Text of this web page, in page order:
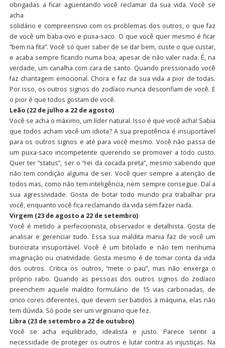
obrigadas a ficar agüentando você reclamar da sua vida. Você se
acha
solidário e compreensivo com os problemas dos outros, o que faz
de você um baba-ovo e puxa-saco. O que você quer mesmo é ficar
“bem na fita”. Você só quer saber de se dar bem, custe o que custar,
e acaba sempre ficando numa boa, apesar de não valer nada. É, na
verdade, um canalha com cara de santo. Quando pressionado você
faz chantagem emocional. Chora e faz da sua vida a pior de todas.
Por isso, os outros signos do zodíaco nunca desconfiam de você. E
o pior é que todos gostam de você.
Leão (22 de julho a 22 de agosto)
Você se acha o máximo, um líder natural. Isso é que você acha! Sabia
que todos acham você um idiota? A sua prepotência é insuportável
para os outros signos e até para você mesmo. Você não passa de
um puxa-saco incompetente querendo se promover a todo custo.
Quer ter “status”, ser o “rei da cocada preta”, mesmo sabendo que
não tem condição alguma de ser. Você quer sempre a atenção de
todos mas, como não tem inteligência, nem sempre consegue. Daí a
sua agressividade. Gosta de botar todo mundo pra trabalhar pra
você, enquanto você fica reclamando da vida sem fazer nada.
Virgem (23 de agosto a 22 de setembro)
Você é metido a perfeccionista, observador e detalhista. Gosta de
analisar e gerenciar tudo. Essa sua maldita mania faz de você um
burocrata insuportável. Você é um bitolado e não tem nenhuma
imaginação ou criatividade. Gosta mesmo é de tomar conta da vida
dos outros. Critica os outros, “mete o pau”, mas não enxerga o
próprio rabo. Quando as pessoas dos outros signos do zodíaco
preenchem aquele maldito formulário de 15 vias carbonadas, de
cinco cores diferentes, que devem ser batidos à máquina, elas não
tem dúvida. Só pode ser um virginiano que fez.
Libra (23 de setembro a 22 de outubro)
Você se acha equilibrado, idealista e justo. Parece sentir a
necessidade de proteger os outros e lutar contra as injustiças. Na